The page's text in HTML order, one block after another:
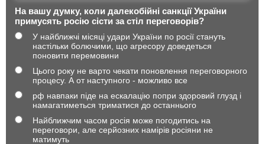
На вашу думку, коли далекобійні санкції України
примусять росію сісти за стіл переговорів?
У найближчі місяці удари України по росії стануть
настільки болючими, що агресору доведеться
поновити перемовини
Цього року не варто чекати поновлення переговорного
процесу. А от наступного - можливо все
рф навпаки піде на ескалацію попри здоровий глузд і
намагатиметься триматися до останнього
Найближчим часом росія може погодитись на
переговори, але серйозних намірів росіяни не
матимуть